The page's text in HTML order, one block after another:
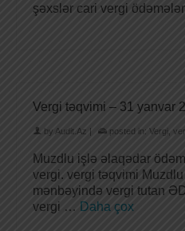
şəxslər cari vergi
Vergi təqvimi – 31 yanvar
by Audit.Az | posted in: Vergi
Muzdlu işlə əlaqədar
vergi. vergi təqvimi
mənbəyində vergi tutan
vergi … Daha çox